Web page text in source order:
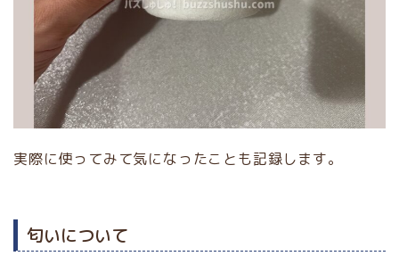
実際に使ってみて気になったことも記録します。
匂いについて